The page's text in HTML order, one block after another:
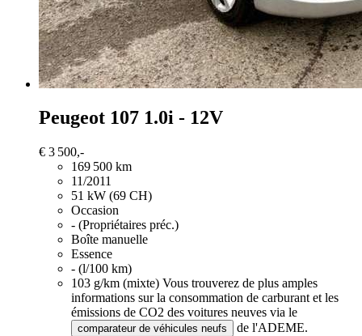
Peugeot 107 1.0i - 12V
€ 3 500,-
169 500 km
11/2011
51 kW (69 CH)
Occasion
- (Propriétaires préc.)
Boîte manuelle
Essence
- (l/100 km)
103 g/km (mixte) Vous trouverez de plus amples
informations sur la consommation de carburant et les
émissions de CO2 des voitures neuves via le
comparateur de véhicules neufs
de l'ADEME.